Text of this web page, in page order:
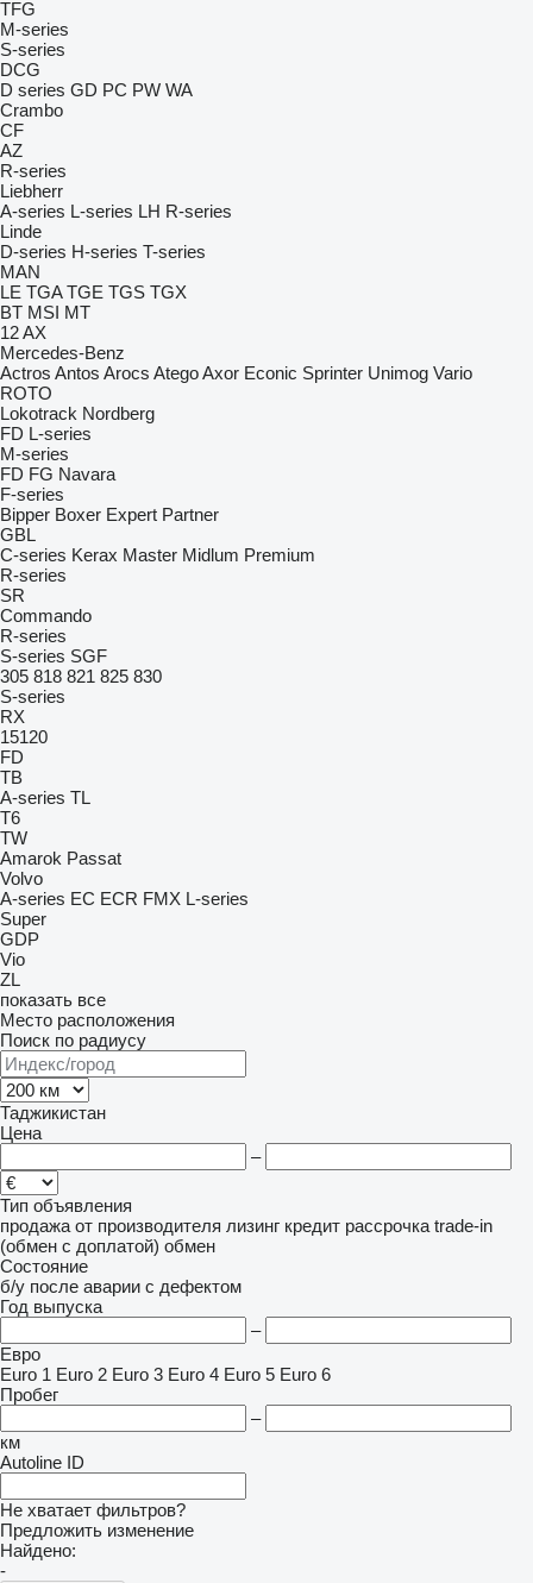
TFG
M-series
S-series
DCG
D series GD PC PW WA
Crambo
CF
AZ
R-series
Liebherr
A-series L-series LH R-series
Linde
D-series H-series T-series
MAN
LE TGA TGE TGS TGX
BT MSI MT
12AX
Mercedes-Benz
Actros Antos Arocs AtegoAxor Econic Sprinter Unimog Vario
ROTO
Lokotrack Nordberg
FD L-series
M-series
FD FG Navara
F-series
Bipper Boxer Expert Partner
GBL
C-series Kerax Master Midlum Premium
R-series
SR
Commando
R-series
S-series SGF
305 818 821 825 830
S-series
RX
15120
FD
TB
A-series TL
T6
TW
Amarok Passat
Volvo
A-series EC ECR FMX L-series
Super
GDP
Vio
ZL
показать все
Место расположения
Поиск по радиусу
Таджикистан
Цена
–
Тип объявления
продажа от производителя лизинг кредит рассрочка trade-in
(обмен с доплатой) обмен
Состояние
б/у после аварии с дефектом
Год выпуска
–
Евро
Euro 1 Euro 2 Euro 3 Euro 4 Euro 5 Euro 6
Пробег
–
км
Autoline ID
Не хватает фильтров?
Предложить изменение
Найдено:
-